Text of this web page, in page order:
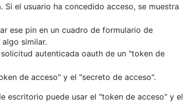
Si el usuario ha concedido acceso, se muestra
ese pin en un cuadro de formulario de
similar.
autenticada oauth de un "token de
de acceso" y el "secreto de acceso".
escritorio puede usar el "token de acceso" y el